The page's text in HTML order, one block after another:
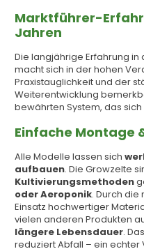
Marktführer-
Jahren
Die langjährige Erfahrung in
macht sich in der hohen
Praxistauglichkeit und der
Weiterentwicklung
bewährten System, das
Einfache Montage
Alle Modelle lassen sich
aufbauen. Die Growzelte
Kultivierungsmethoden
oder Aeroponik. Durch die
Einsatz hochwertiger
vielen anderen Produkten
längere Lebensdauer.
reduziert Abfall – ein echter